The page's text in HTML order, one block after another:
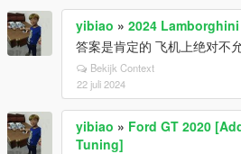
yibiao » 2024
答案是肯定的 飞机上绝对不
Bekijk Context
22 juli 2024
yibiao » Ford GT 2020
Tuning]